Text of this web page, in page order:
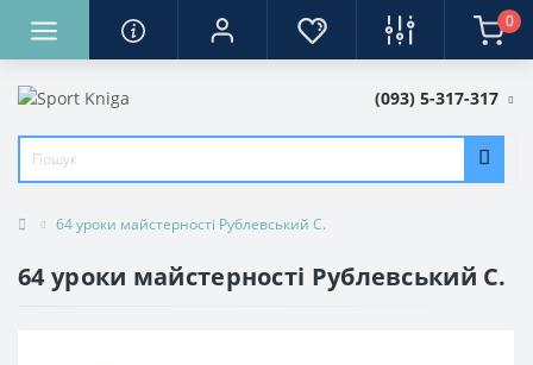
0
(093) 5-317-317
64 уроки майстерності Рублевський С.
64 уроки майстерності Рублевський С.